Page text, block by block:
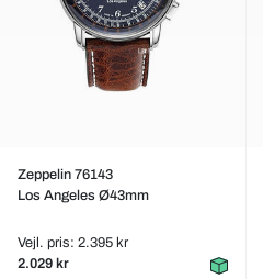
Zeppelin 76143
Los Angeles Ø43mm
Vejl. pris: 2.395 kr
2.029 kr